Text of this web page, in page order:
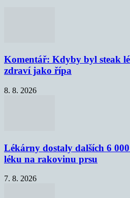
Komentář: Kdyby byl steak
zdraví jako řípa
8. 8. 2026
Lékárny dostaly dalších 6
léku na rakovinu prsu
7. 8. 2026